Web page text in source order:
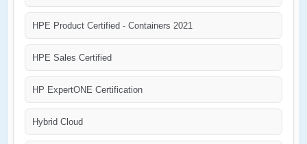
HPE Product Certified - Containers 2021
HPE Sales Certified
HP ExpertONE Certification
Hybrid Cloud